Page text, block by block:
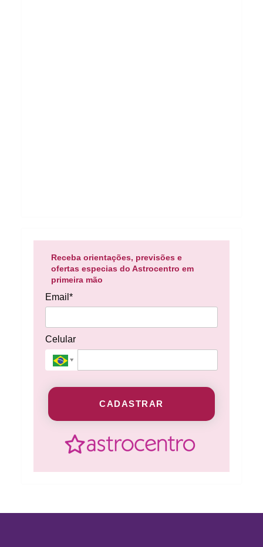
Receba orientações, previsões e
ofertas especias do Astrocentro em
primeira mão
Email*
Celular
CADASTRAR